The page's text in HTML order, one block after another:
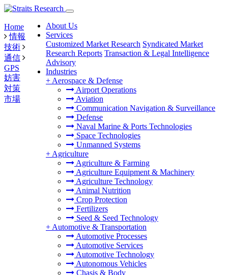
About Us
Services
Customized Market Research Syndicated Market
Research Reports Transaction & Legal Intelligence
Advisory
Industries
+ Aerospace & Defense
Airport Operations
Aviation
Communication Navigation & Surveillance
Defense
Naval Marine & Ports Technologies
Space Technologies
Unmanned Systems
+ Agriculture
Agriculture & Farming
Agriculture Equipment & Machinery
Agriculture Technology
Animal Nutrition
Crop Protection
Fertilizers
Seed & Seed Technology
+ Automotive & Transportation
Automotive Processes
Automotive Services
Automotive Technology
Autonomous Vehicles
Chasis & Body
Home
情報
技術
通信
GPS
妨害
対策
市場